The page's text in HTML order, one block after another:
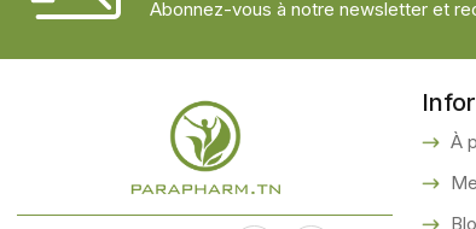
Abonnez-vous à notre newsletter et
À